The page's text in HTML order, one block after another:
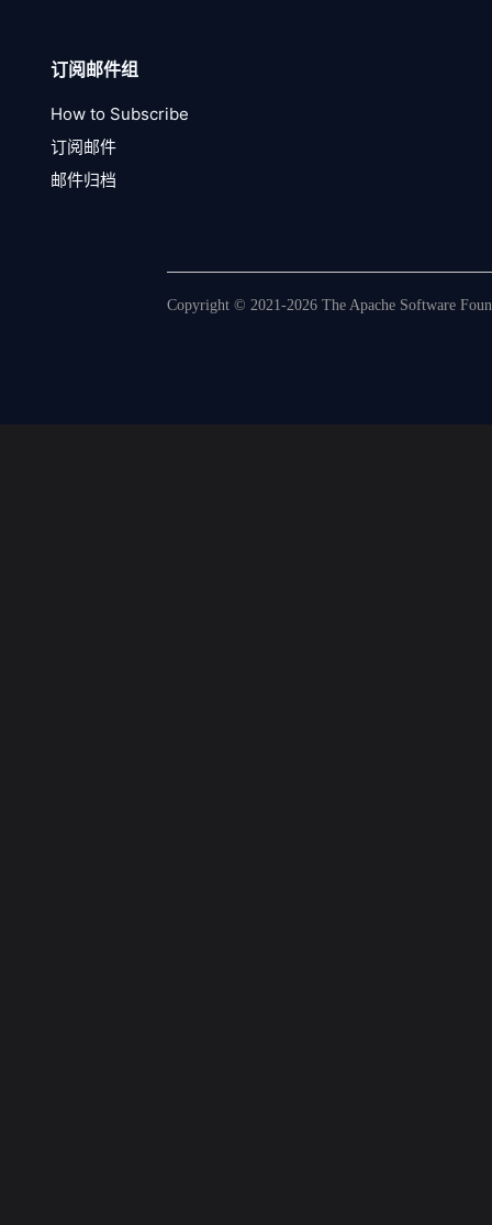
订阅邮件组
How to Subscribe
订阅邮件
邮件归档
Copyright © 2021-2026 The Apache Software